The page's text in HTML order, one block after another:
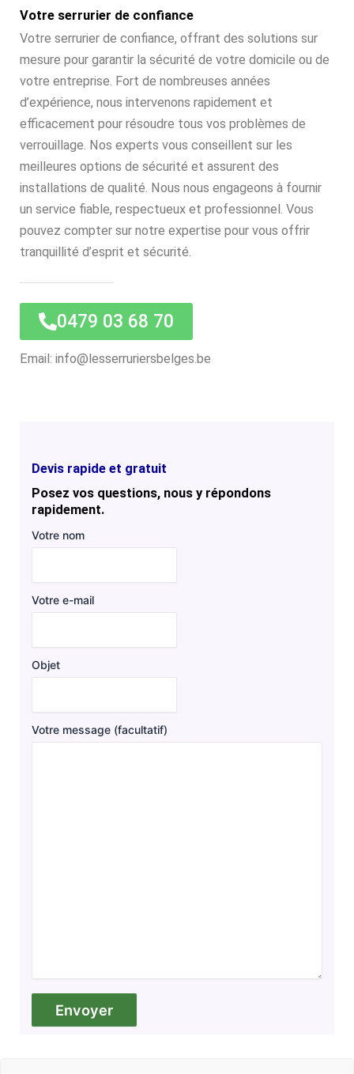
Votre serrurier de confiance
Votre serrurier de confiance, offrant des solutions sur
mesure pour garantir la sécurité de votre domicile ou de
votre entreprise. Fort de nombreuses années
d’expérience, nous intervenons rapidement et
efficacement pour résoudre tous vos problèmes de
verrouillage. Nos experts vous conseillent sur les
meilleures options de sécurité et assurent des
installations de qualité. Nous nous engageons à fournir
un service fiable, respectueux et professionnel. Vous
pouvez compter sur notre expertise pour vous offrir
tranquillité d’esprit et sécurité.
0479 03 68 70
Email: info@lesserruriersbelges.be
Devis rapide et gratuit
Posez vos questions, nous y répondons
rapidement.
Votre nom
Votre e-mail
Objet
Votre message (facultatif)